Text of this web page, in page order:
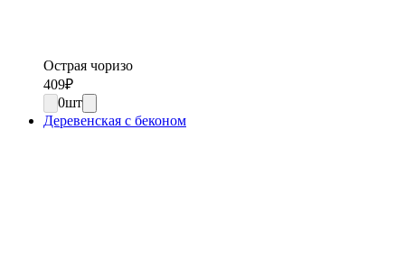
Острая чоризо
409₽
0шт
Деревенская с беконом